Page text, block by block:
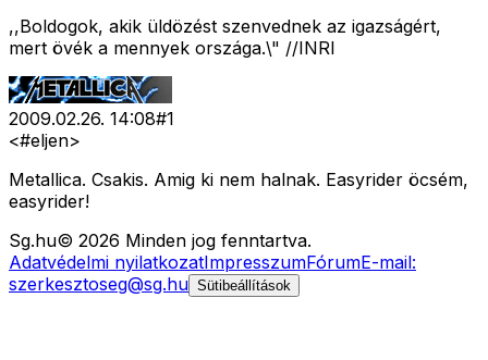
,,Boldogok, akik üldözést szenvednek az igazságért,
mert övék a mennyek országa.\" //INRI
2009.02.26. 14:08#1
<#eljen>
Metallica. Csakis. Amig ki nem halnak. Easyrider öcsém,
easyrider!
Sg.hu© 2026 Minden jog fenntartva.
Adatvédelmi nyilatkozatImpresszumFórumE-mail:
szerkesztoseg@sg.hu Sütibeállítások